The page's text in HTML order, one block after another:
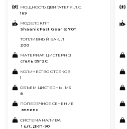
МОЩНОСТЬ ДВИГАТЕЛЯ, Л.С.
169
МОДЕЛЬ КПП
Shaanix Fast Gear 6J70T
ТОПЛИВНЫЙ БАК, Л
200
МАТЕРИАЛ ЦИСТЕРНЫ
сталь 09Г2С
КОЛИЧЕСТВО ОТСЕКОВ
1
ОБЪЕМ ЦИСТЕРНЫ, М3
8
ПОПЕРЕЧНОЕ СЕЧЕНИЕ
эллипс
СИСТЕМА НАЛИВА
1 шт., ДКП-90